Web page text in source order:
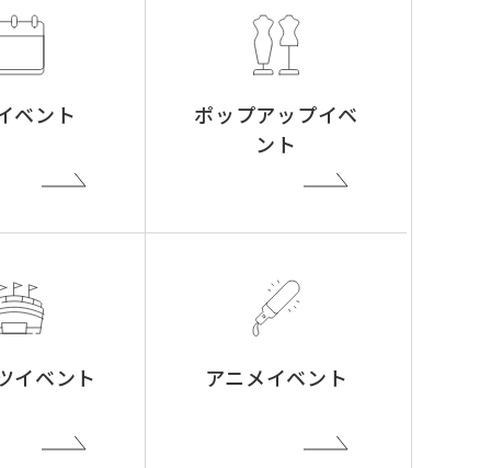
ベント
ポップアップイベ
ント
イベント アニメイベント